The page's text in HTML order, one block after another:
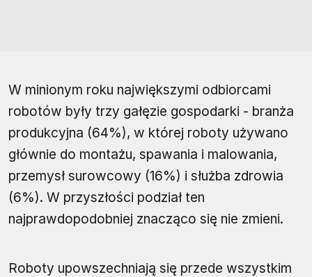
W minionym roku największymi odbiorcami
robotów były trzy gałęzie gospodarki - branża
produkcyjna (64%), w której roboty używano
głównie do montażu, spawania i malowania,
przemysł surowcowy (16%) i służba zdrowia
(6%). W przyszłości podział ten
najprawdopodobniej znacząco się nie zmieni.
Roboty upowszechniają się przede wszystkim